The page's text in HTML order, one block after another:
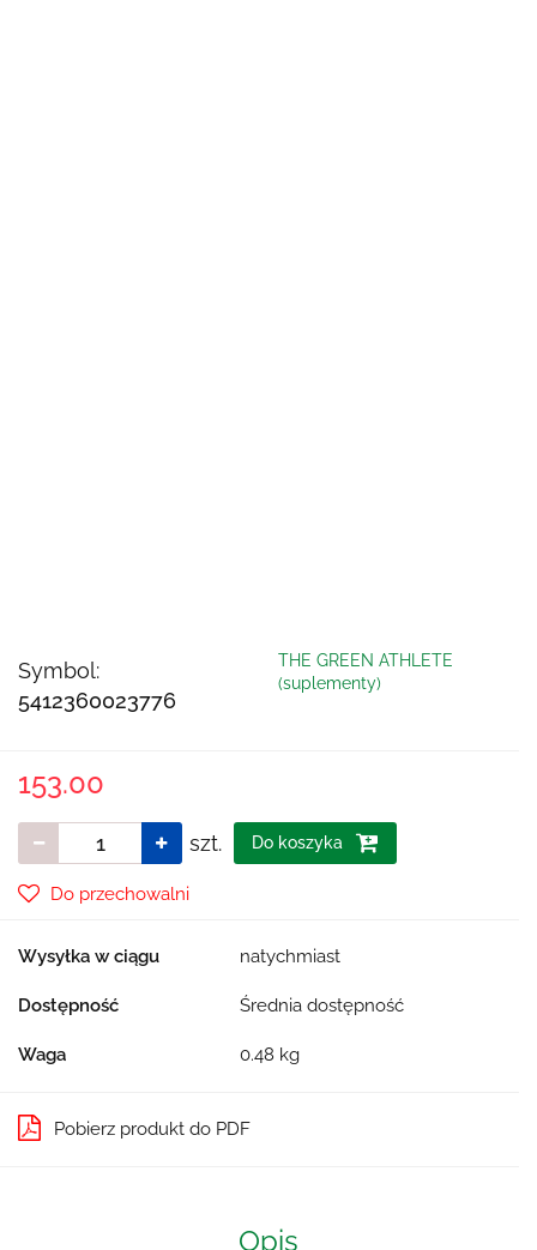
Symbol:
5412360023776
THE GREEN ATHLETE
(suplementy)
153.00
szt. Do koszyka
Do przechowalni
Wysyłka w ciągu natychmiast
Dostępność Średnia dostępność
Waga 0.48 kg
Pobierz produkt do PDF
Opis